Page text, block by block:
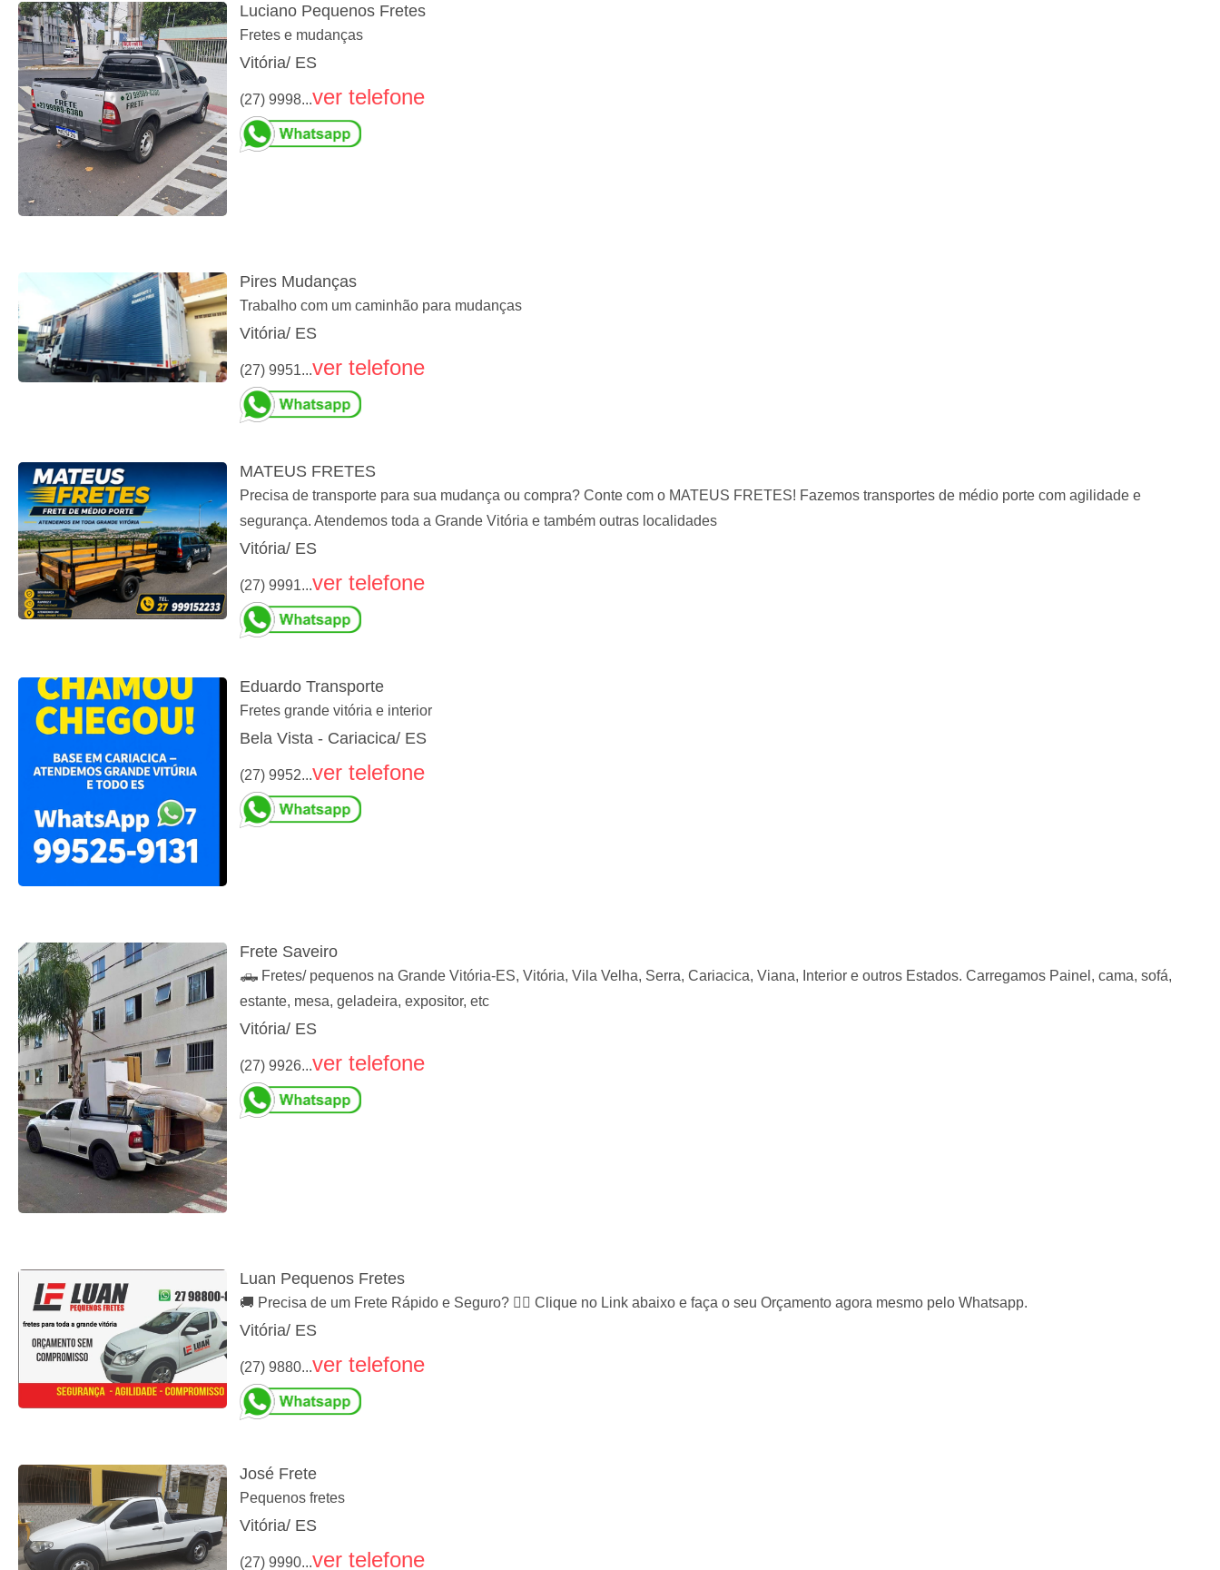
Luciano Pequenos Fretes
Fretes e mudanças
Vitória/ ES
(27) 9998...ver telefone
Pires Mudanças
Trabalho com um caminhão para mudanças
Vitória/ ES
(27) 9951...ver telefone
MATEUS FRETES
Precisa de transporte para sua mudança ou compra? Conte com o MATEUS FRETES! Fazemos transportes de médio porte com agilidade e
segurança. Atendemos toda a Grande Vitória e também outras localidades
Vitória/ ES
(27) 9991...ver telefone
Eduardo Transporte
Fretes grande vitória e interior
Bela Vista - Cariacica/ ES
(27) 9952...ver telefone
Frete Saveiro
🛻 Fretes/ pequenos na Grande Vitória-ES, Vitória, Vila Velha, Serra, Cariacica, Viana, Interior e outros Estados. Carregamos Painel, cama, sofá,
estante, mesa, geladeira, expositor, etc
Vitória/ ES
(27) 9926...ver telefone
Luan Pequenos Fretes
🚚 Precisa de um Frete Rápido e Seguro? 👉🏻 Clique no Link abaixo e faça o seu Orçamento agora mesmo pelo Whatsapp.
Vitória/ ES
(27) 9880...ver telefone
José Frete
Pequenos fretes
Vitória/ ES
(27) 9990...ver telefone